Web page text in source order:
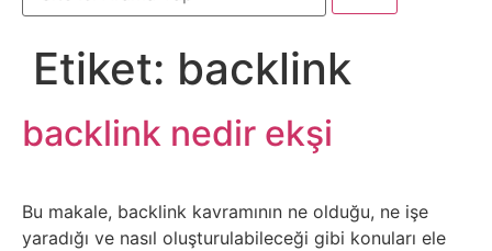
Arabalar
Bankacılık
İşlemleri
Bilgi
Etiket: backlink
backlink nedir ekşi
Bu makale, backlink kavramının ne olduğu, ne işe
yaradığı ve nasıl oluşturulabileceği gibi konuları ele